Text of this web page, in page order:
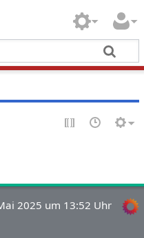
2025 um 13:52 Uhr